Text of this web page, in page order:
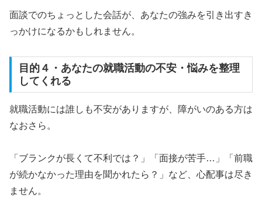
面談でのちょっとした会話が、あなたの強みを引き出すき
っかけになるかもしれません。
目的４・あなたの就職活動の不安・悩みを整理
してくれる
就職活動には誰しも不安がありますが、障がいのある方は
なおさら。
「ブランクが長くて不利では？」「面接が苦手…」「前職
が続かなかった理由を聞かれたら？」など、心配事は尽き
ません。